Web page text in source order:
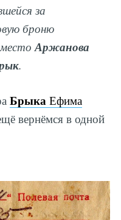
за
броню
Аржанова
.
Брыка Ефима
вернёмся в одной